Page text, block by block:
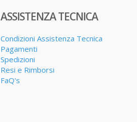
ASSISTENZA TECNICA
Condizioni Assistenza Tecnica
Pagamenti
Spedizioni
Resi e Rimborsi
FaQ's